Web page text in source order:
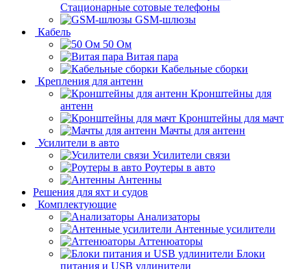
Стационарные сотовые телефоны
GSM-шлюзы
Кабель
50 Ом
Витая пара
Кабельные сборки
Крепления для антенн
Кронштейны для
антенн
Кронштейны для мачт
Мачты для антенн
Усилители в авто
Усилители связи
Роутеры в авто
Антенны
Решения для яхт и судов
Комплектующие
Анализаторы
Антенные усилители
Аттенюаторы
Блоки
питания и USB удлинители